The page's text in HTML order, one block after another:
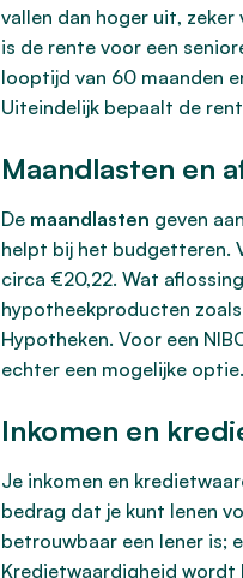
vallen dan hoger uit,
is de rente voor een
looptijd van 60 maanden
Uiteindelijk bepaalt de
Maandlasten en
De maandlasten geven
helpt bij het budgetteren.
circa €20,22. Wat
hypotheekproducten
Hypotheken. Voor een
echter een mogelijke optie.
Inkomen en
Je inkomen en
bedrag dat je kunt lenen
betrouwbaar een lener is;
Kredietwaardigheid wordt